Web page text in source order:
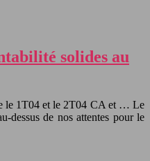
solides au
le 1T04 et le 2T04 CA et … Le
dessus de nos attentes pour le